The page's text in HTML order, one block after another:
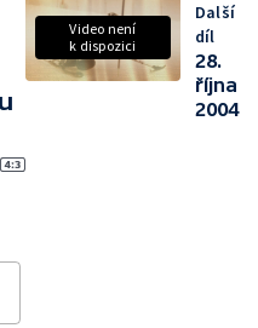
Video není
k dispozici
Další
díl
28.
října
2004